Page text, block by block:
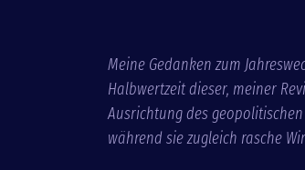
Meine Gedanken zum
Halbwertzeit dieser, meiner
Ausrichtung des
während sie zugleich rasche